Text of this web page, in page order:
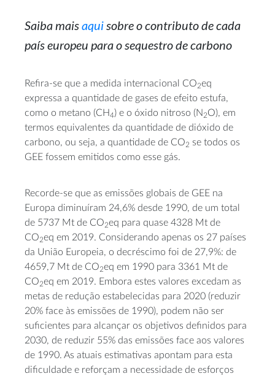
Saiba maisaquisobre o contributo de cada
país europeu para o sequestro de carbono
Refira-se que a medida internacional CO2eq
expressa a quantidade de gases de efeito estufa,
como o metano (CH4) e o óxido nitroso (N 2O), em
termos equivalentes da quantidade de dióxido de
carbono, ou seja, a quantidade de CO2 se todos os
GEE fossem emitidos como esse gás.
Recorde-se que as emissões globais de GEE na
Europa diminuíram 24,6% desde 1990, de um total
de 5737 Mt de CO2eq para quase 4328 Mt de
CO2eq em 2019. Considerando apenas os 27 países
da União Europeia, o decréscimo foi de 27,9%: de
4659,7 Mt de CO2eq em 1990 para 3361 Mt de
CO2eq em 2019. Embora estes valores excedam as
metas de redução estabelecidas para 2020 (reduzir
20% face às emissões de 1990), podem não ser
suficientes para alcançar os objetivos definidos para
2030, de reduzir 55% das emissões face aos valores
de 1990. As atuais estimativas apontam para esta
dificuldade e reforçam a necessidade de esforços